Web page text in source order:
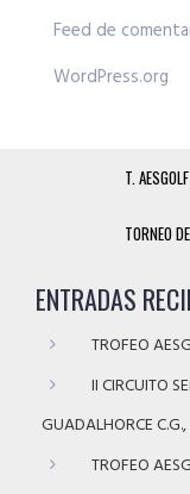
Feed de
WordPress.org
T.
TORNEO
ENTRADAS
TROFEO
II CIRCUITO
GUADALHORCE
TROFEO